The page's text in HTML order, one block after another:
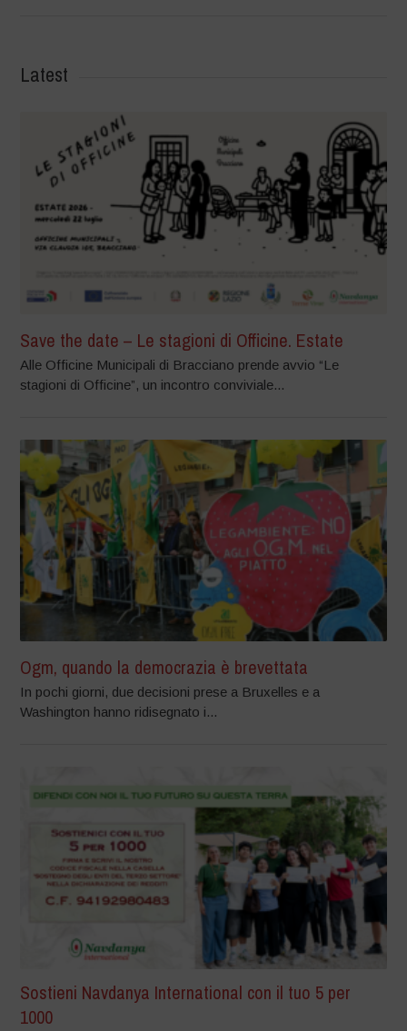
Latest
Save the date – Le stagioni di Officine. Estate
Alle Officine Municipali di Bracciano prende avvio “Le
stagioni di Officine”, un incontro conviviale...
Ogm, quando la democrazia è brevettata
In pochi giorni, due decisioni prese a Bruxelles e a
Washington hanno ridisegnato i...
Sostieni Navdanya International con il tuo 5 per
1000